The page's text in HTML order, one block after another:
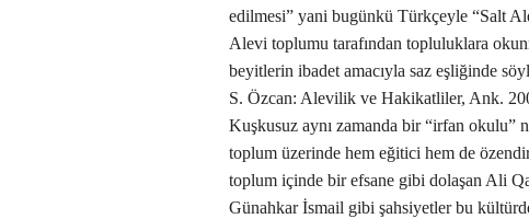
edilmesi” yani bugünkü Türkçeyle “Salt
Alevi toplumu tarafından topluluklara
beyitlerin ibadet amacıyla saz eşliğinde
S. Özcan: Alevilik ve Hakikatliler, Ank.
Kuşkusuz aynı zamanda bir “irfan okulu”
toplum üzerinde hem eğitici hem de
toplum içinde bir efsane gibi dolaşan Ali
Günahkar İsmail gibi şahsiyetler bu